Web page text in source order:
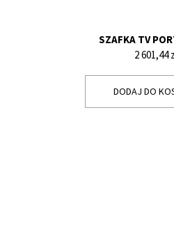
SZAFKA TV
Cena
2 601,44
DODAJ DO